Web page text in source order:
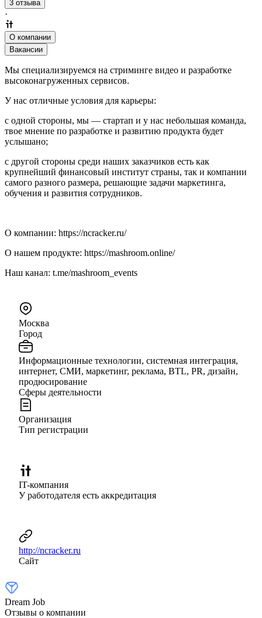
3 отзыва
·
О компании
Вакансии
Мы специализируемся на стриминге видео и разработке
высоконагруженных сервисов.
У нас отличные условия для карьеры:
с одной стороны, мы — стартап и у нас небольшая команда,
твое мнение по разработке и развитию продукта будет
услышано;
c другой стороны среди наших заказчиков есть как
крупнейший финансовый институт страны, так и компании
самого разного размера, решающие задачи маркетинга,
обучения и развития сотрудников.
О компании: https://ncracker.ru/
О нашем продукте: https://mashroom.online/
Наш канал: t.me/mashroom_events
Москва
Город
Информационные технологии, системная интеграция,
интернет, СМИ, маркетинг, реклама, BTL, PR, дизайн,
продюсирование
Сферы деятельности
Организация
Тип регистрации
IT-компания
У работодателя есть аккредитация
http://ncracker.ru
Сайт
Dream Job
Отзывы о компании